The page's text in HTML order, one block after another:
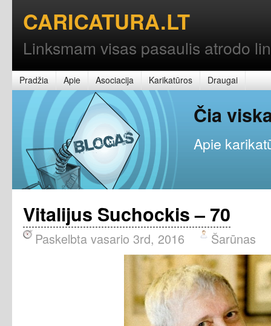
CARICATURA.LT
Linksmam visas pasaulis atrodo
Pradžia Apie Asociacija Karikatūros Draugai
Čia
Apie
Vitalijus Suchockis – 70
Paskelbta vasario 3rd, 2016 Šarūnas